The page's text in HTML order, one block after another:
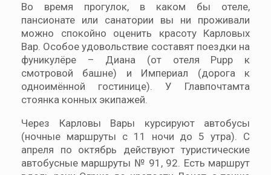
Во время прогулок, в каком бы отеле,
пансионате или санатории вы ни проживали
можно спокойно оценить красоту Карловых
Вар. Особое удовольствие составят поездки на
фуникулёре – Диана (от отеля Pupp к
смотровой башне) и Империал (дорога к
одноимённой гостинице). У Главпочтамта
стоянка конных экипажей.
Через Карловы Вары курсируют автобусы
(ночные маршруты с 11 ночи до 5 утра). С
апреля по октябрь действуют туристические
автобусные маршруты № 91, 92. Есть маршрут